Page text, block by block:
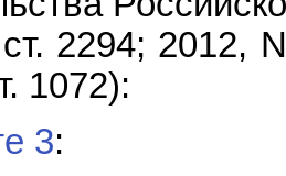
2294; 2012,
1072):
3: